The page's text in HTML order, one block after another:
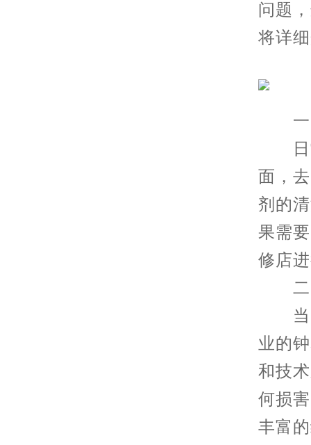
问题
将详
一
日常
面，
剂的
果需
修店
二
当自
业的
和技
何损
丰富